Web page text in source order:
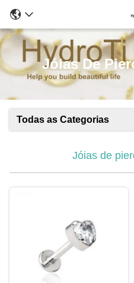
Jóias De
Todas as Categorias
Jóias de